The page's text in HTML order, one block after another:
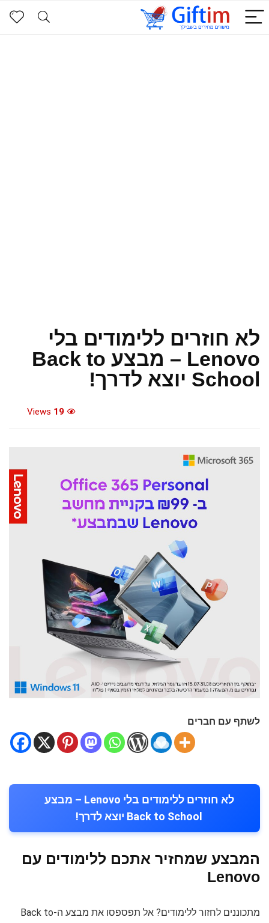
לא חוזרים ללימודים בלי
Lenovo – מבצע Back to
School יוצא לדרך!
19
לשתף עם חברים
לא חוזרים ללימודים בלי Lenovo – מבצע
Back to School יוצא לדרך!
המבצע שמחזיר אתכם ללימודים עם
Lenovo
מתכוננים לחזור ללימודים? אל תפספסו את מבצע ה-Back to